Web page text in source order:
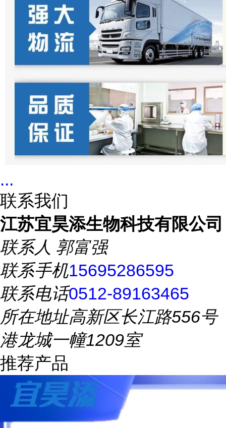
...
联系我们
江苏宜昊添生物科技有限公司
联系人 郭富强
联系手机15695286595
联系电话0512-89163465
所在地址高新区长江路556号
港龙城一幢1209室
推荐产品